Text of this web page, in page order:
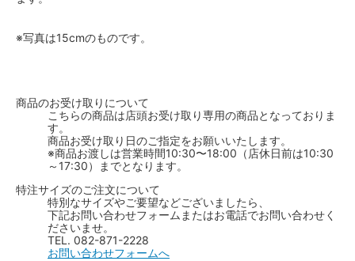
※写真は15cmのものです。
商品のお受け取りについて
こちらの商品は店頭お受け取り専用の商品となっておりま
す。
商品お受け取り日のご指定をお願いいたします。
※商品お渡しは営業時間10:30〜18:00（店休日前は10:30
～17:30）までとなります。
特注サイズのご注文について
特別なサイズやご要望などございましたら、
下記お問い合わせフォームまたはお電話でお問い合わせく
ださいませ。
TEL. 082-871-2228
お問い合わせフォームへ